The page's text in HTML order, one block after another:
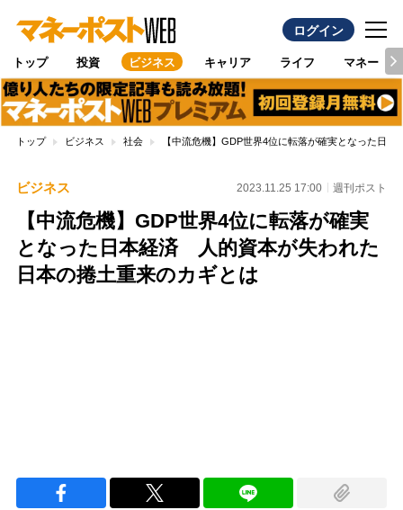
ログイン
トップ 投資 ビジネス キャリア ライフ マネー
トップ ビジネス 社会 【中流危機】GDP世界4位に転落が確実となった日
ビジネス 2023.11.25 17:00 週刊ポスト
【中流危機】GDP世界4位に転落が確実
となった日本経済 人的資本が失われた
日本の捲土重来のカギとは